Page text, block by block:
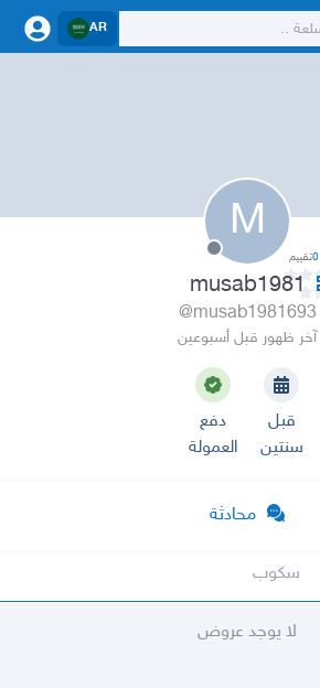
AR
M
0تقييم
musab1981
@musab1981693
آخر ظهور قبل أسبوعين
قبل
سنتين
دفع
العمولة
محادثة
سكوب
لا يوجد عروض